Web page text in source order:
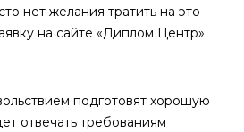
нет желания тратить на это
на сайте «Диплом Центр».
подготовят хорошую
отвечать требованиям